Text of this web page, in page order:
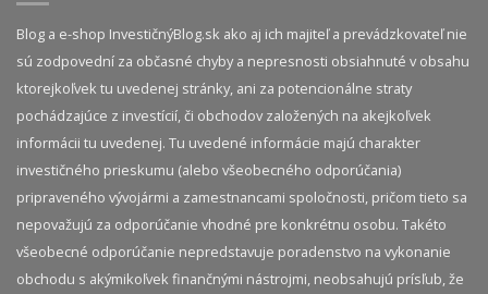
Blog a e-shop InvestičnýBlog.sk ako aj ich majiteľ a prevádzkovateľ nie
sú zodpovední za občasné chyby a nepresnosti obsiahnuté v obsahu
ktorejkoľvek tu uvedenej stránky, ani za potencionálne straty
pochádzajúce z investícií, či obchodov založených na akejkoľvek
informácii tu uvedenej. Tu uvedené informácie majú charakter
investičného prieskumu (alebo všeobecného odporúčania)
pripraveného vývojármi a zamestnancami spoločnosti, pričom tieto sa
nepovažujú za odporúčanie vhodné pre konkrétnu osobu. Takéto
všeobecné odporúčanie nepredstavuje poradenstvo na vykonanie
obchodu s akýmikoľvek finančnými nástrojmi, neobsahujú prísľub, že